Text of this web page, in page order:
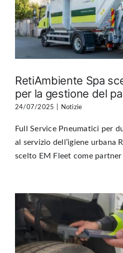
RetiAmbiente Spa
per la gestione del
24/07/2025 Notizie
Full Service Pneumatici per
al servizio dell’igiene urbana
scelto EM Fleet come partner